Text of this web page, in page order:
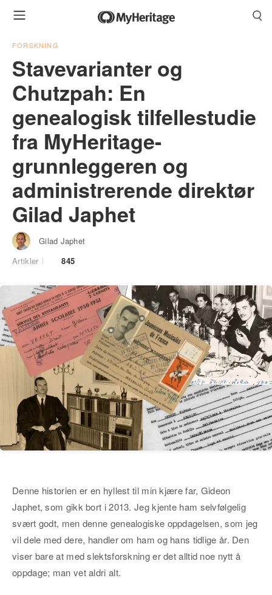
FORSKNING
Stavevarianter og
Chutzpah: En
genealogisk tilfellestudie
fra MyHeritage-
grunnleggeren og
administrerende direktør
Gilad Japhet
Gilad Japhet
Artikler
845
Denne historien er en hyllest til min kjære far, Gideon
Japhet, som gikk bort i 2013. Jeg kjente ham selvfølgelig
svært godt, men denne genealogiske oppdagelsen, som jeg
vil dele med dere, handler om ham og hans tidlige år. Den
viser bare at med slektsforskning er det alltid noe nytt å
oppdage; man vet aldri alt.